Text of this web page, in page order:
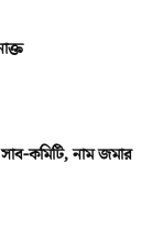
সাব-কমিটি, নাম জমার